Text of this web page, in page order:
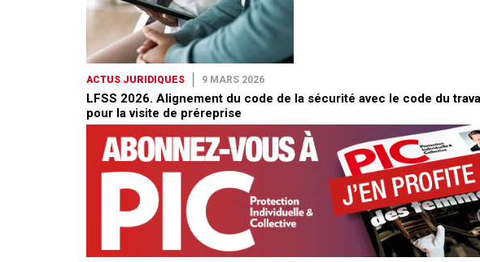
ACTUS JURIDIQUES 9 MARS 2026
LFSS 2026. Alignement du code de la sécurité avec le code du
pour la visite de préreprise